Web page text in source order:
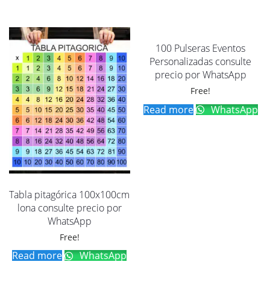
Tabla pitagórica 100x100cm
lona consulte precio por
WhatsApp
Free!
Read more WhatsApp
100 Pulseras Eventos
Personalizadas consulte
precio por WhatsApp
Free!
Read more WhatsApp